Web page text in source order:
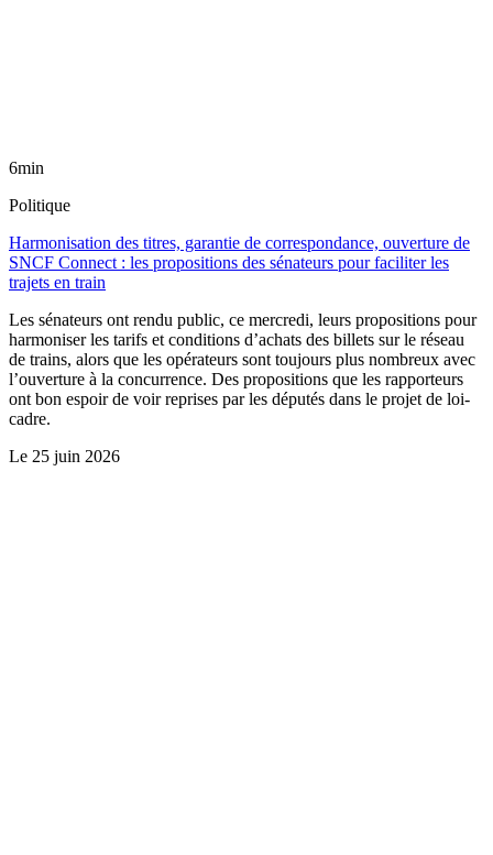
6min
Politique
Harmonisation des titres, garantie de correspondance, ouverture de
SNCF Connect : les propositions des sénateurs pour faciliter les
trajets en train
Les sénateurs ont rendu public, ce mercredi, leurs propositions pour
harmoniser les tarifs et conditions d’achats des billets sur le réseau
de trains, alors que les opérateurs sont toujours plus nombreux avec
l’ouverture à la concurrence. Des propositions que les rapporteurs
ont bon espoir de voir reprises par les députés dans le projet de loi-
cadre.
Le 25 juin 2026